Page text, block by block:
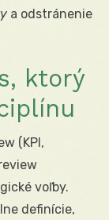
a odstránenie
ktorý
(KPI,
voľby.
definície,